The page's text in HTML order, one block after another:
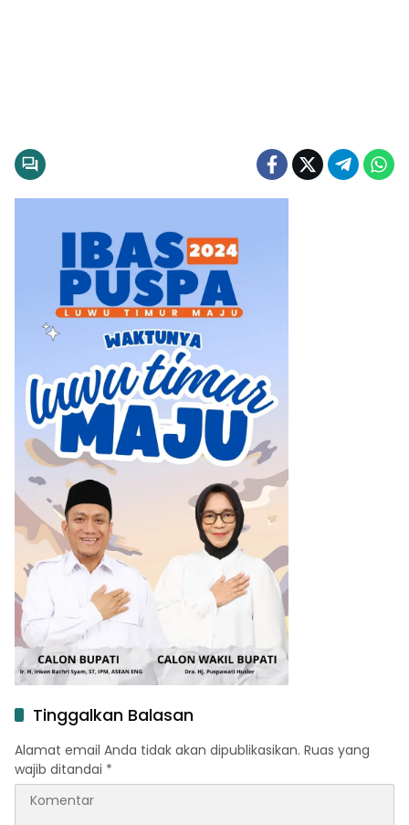
Tinggalkan Balasan
Alamat email Anda tidak akan dipublikasikan. Ruas yang
wajib ditandai *